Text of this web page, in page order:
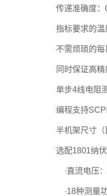
传递准确度：
指标要求的温
不需烦琐的每
同时保证高精
单步4线电阻
编程支持
半机架尺寸（
选配1801纳伏
·直流电压：
·18种测量功